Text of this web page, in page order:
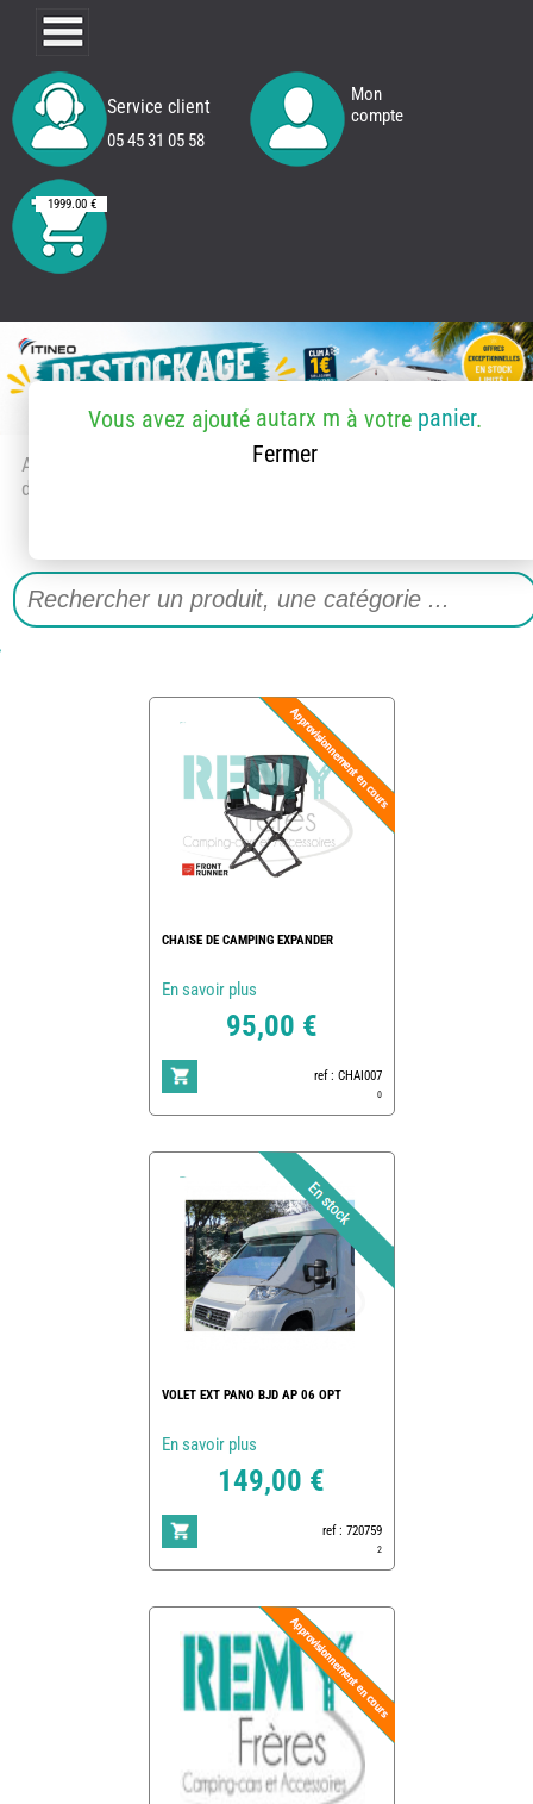
Service client
05 45 31 05 58
Mon
compte
1999.00 €
Accueil
> Accessoires et pièces
détachées
Vous avez ajouté autarx m à votre panier.
Fermer
CHAISE DE CAMPING EXPANDER
En savoir plus
95,00 €
ref : CHAI007
0
VOLET EXT PANO BJD AP 06 OPT
En savoir plus
149,00 €
ref : 720759
2